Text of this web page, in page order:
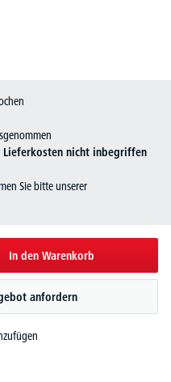
Lieferkosten nicht inbegriffen
Sie bitte unserer
In den Warenkorb
anfordern